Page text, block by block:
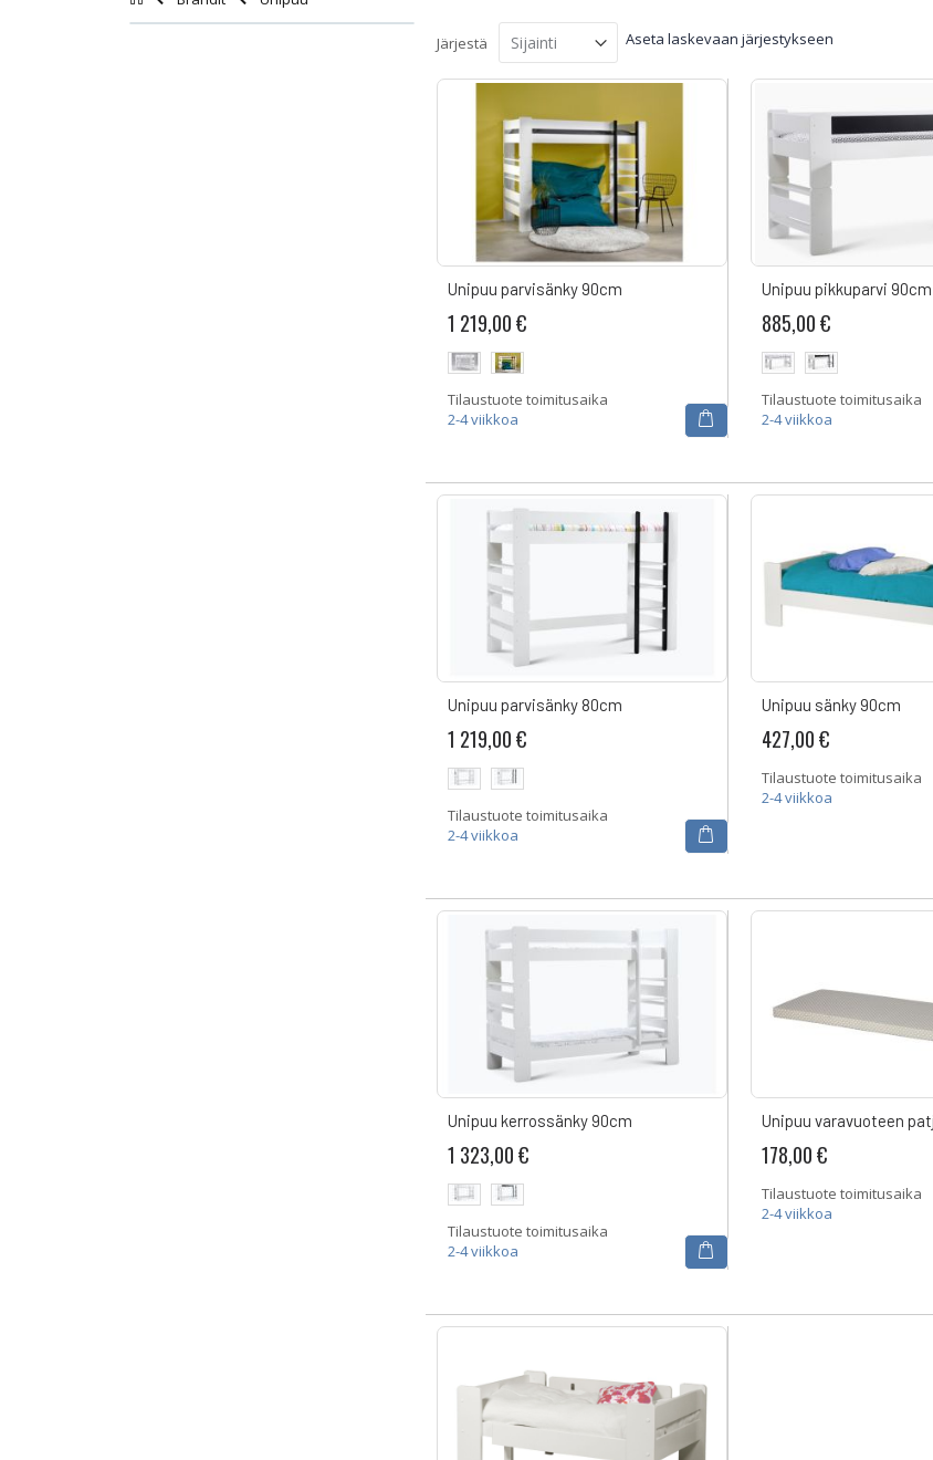
Järjestä Aseta laskevaan järjestykseen
Unipuu parvisänky 90cm
1 219,00 €
Tilaustuote toimitusaika
2-4 viikkoa
Unipuu pikkuparvi 90cm
885,00 €
Tilaustuote toimitusaika
2-4 viikkoa
Unipuu parvisänky 80cm
1 219,00 €
Tilaustuote toimitusaika
2-4 viikkoa
Unipuu sänky 90cm
427,00 €
Tilaustuote toimitusaika
2-4 viikkoa
Unipuu kerrossänky 90cm
1 323,00 €
Tilaustuote toimitusaika
2-4 viikkoa
Unipuu varavuoteen
178,00 €
Tilaustuote toimitusaika
2-4 viikkoa